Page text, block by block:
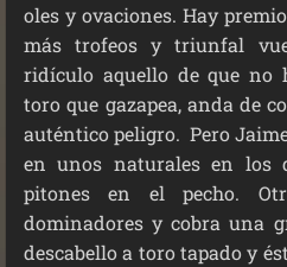
oles y ovaciones. Hay
más trofeos y triunfal
ridículo aquello de que no
toro que gazapea, anda de
auténtico peligro. Pero
en unos naturales en los
pitones en el pecho.
dominadores y cobra una
descabello a toro tapado y